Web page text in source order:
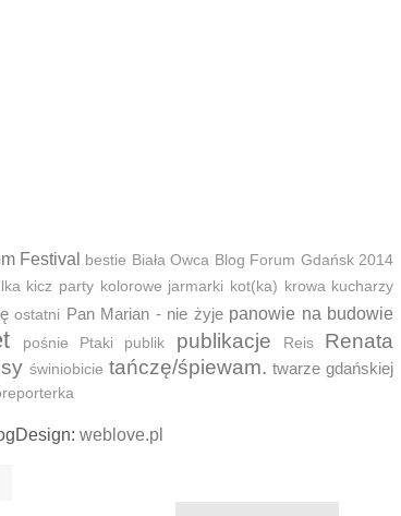
Festival bestie Biała Owca Blog Forum Gdańsk 2014
kicz party kolorowe jarmarki kot(ka) krowa kucharzy
ostatni Pan Marian - nie żyje panowie na budowie
pośnie Ptaki publik publikacje Reis
Renata
świniobicie tańczę/śpiewam. twarze gdańskiej
weblove.pl